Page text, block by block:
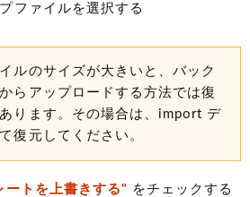
ファイルを選択する
ルのサイズが大きいと、バック
らアップロードする方法では復
ります。その場合は、import デ
復元してください。
ートを上書きする" をチェックする